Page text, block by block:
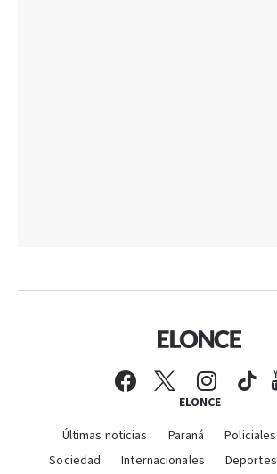
ELONCE
Últimas noticias Paraná Policiales
Sociedad
Internacionales Deportes